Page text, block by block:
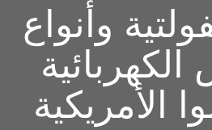
وأنواع
الأمريكية